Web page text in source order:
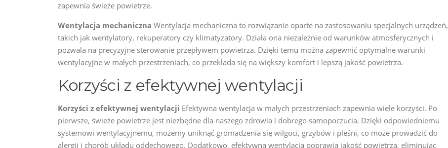
zapewnia świeże powietrze.
Wentylacja mechaniczna Wentylacja mechaniczna to rozwiązanie oparte na zastosowaniu specjalnych urządzeń,
takich jak wentylatory, rekuperatory czy klimatyzatory. Działa ona niezależnie od warunków atmosferycznych i
pozwala na precyzyjne sterowanie przepływem powietrza. Dzięki temu można zapewnić optymalne warunki
wentylacyjne w małych przestrzeniach, co przekłada się na większy komfort i lepszą jakość powietrza.
Korzyści z efektywnej wentylacji
Korzyści z efektywnej wentylacji Efektywna wentylacja w małych przestrzeniach zapewnia wiele korzyści. Po
pierwsze, świeże powietrze jest niezbędne dla naszego zdrowia i dobrego samopoczucia. Dzięki odpowiedniemu
systemowi wentylacyjnemu, możemy uniknąć gromadzenia się wilgoci, grzybów i pleśni, co może prowadzić do
alergii i chorób układu oddechowego. Dodatkowo, efektywna wentylacja poprawia jakość powietrza, eliminując